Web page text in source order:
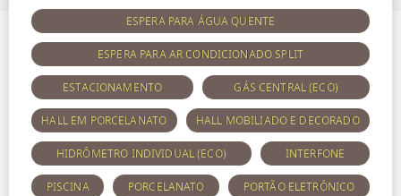
ESPERA PARA ÁGUA QUENTE
ESPERA PARA AR CONDICIONADO SPLIT
ESTACIONAMENTO GÁS CENTRAL (ECO)
HALL EM PORCELANATO HALL MOBILIADO E DECORADO
HIDRÔMETRO INDIVIDUAL (ECO) INTERFONE
PISCINA PORCELANATO PORTÃO ELETRÔNICO